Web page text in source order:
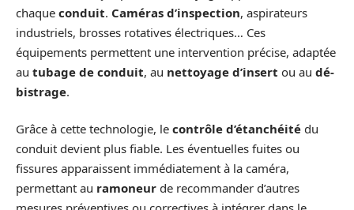
chaque conduit. Caméras d’inspection, aspirateurs
industriels, brosses rotatives électriques… Ces
équipements permettent une intervention précise, adaptée
au tubage de conduit, au nettoyage d’insert ou au dé-
bistrage.
Grâce à cette technologie, le contrôle d’étanchéité du
conduit devient plus fiable. Les éventuelles fuites ou
fissures apparaissent immédiatement à la caméra,
permettant au ramoneur de recommander d’autres